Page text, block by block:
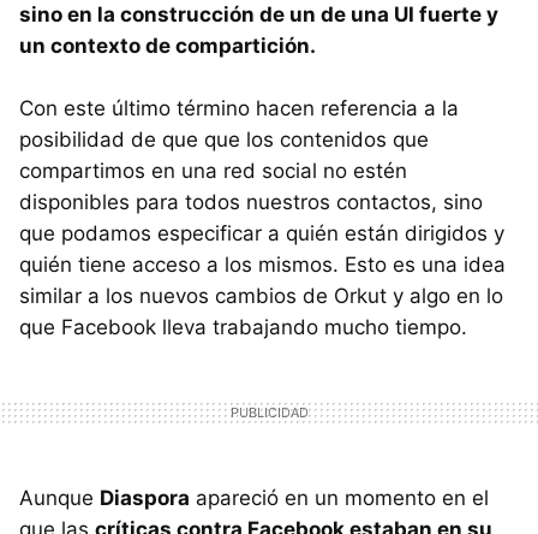
sino en la construcción de un de una UI fuerte y
un contexto de compartición.
Con este último término hacen referencia a la
posibilidad de que que los contenidos que
compartimos en una red social no estén
disponibles para todos nuestros contactos, sino
que podamos especificar a quién están dirigidos y
quién tiene acceso a los mismos. Esto es una idea
similar a los nuevos cambios de Orkut y algo en lo
que Facebook lleva trabajando mucho tiempo.
Aunque Diaspora apareció en un momento en el
que las críticas contra Facebook estaban en su